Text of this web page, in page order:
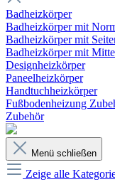
Badheizkörper
Badheizkörper mit
Badheizkörper mit
Badheizkörper mit
Designheizkörper
Paneelheizkörper
Handtuchheizkörper
Fußbodenheizung
Zubehör
Menü schließen
Zeige alle